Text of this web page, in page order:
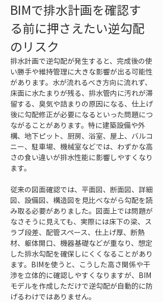
BIMで排水計画を確認す
る前に押さえたい逆勾配
のリスク
排水計画で逆勾配が発生すると、完成後の使
い勝手や維持管理に大きな影響が出る可能性
があります。水が流れるべき方向に流れず、
床面に水たまりが残る、排水管内に汚れが滞
留する、臭気や詰まりの原因になる、仕上げ
後に勾配修正が必要になるといった問題につ
ながることがあります。特に建築設備や外
構、地下ピット、厨房、浴室、屋上、バルコ
ニー、駐車場、機械室などでは、わずかな高
さの食い違いが排水性能に影響しやすくなり
ます。
従来の図面確認では、平面図、断面図、詳細
図、設備図、構造図を見比べながら勾配を読
み取る必要がありました。図面上では問題が
なさそうに見えても、実際には床下の梁、ス
ラブ段差、配管スペース、仕上げ厚、断熱
材、躯体開口、機器基礎などが重なり、想定
した排水勾配を確保しにくくなることがあり
ます。BIMを使うと、こうした高さ関係や干
渉を立体的に確認しやすくなりますが、BIM
モデルを作成しただけで逆勾配が自動的に防
げるわけではありません。